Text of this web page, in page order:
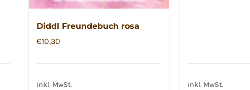
Diddl Freundebuch rosa
€10,30
inkl. MwSt.
inkl. MwSt.